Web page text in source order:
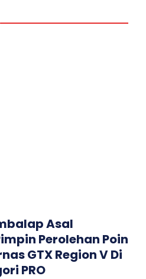
Asal
Perolehan Poin
GTX Region V Di
PRO